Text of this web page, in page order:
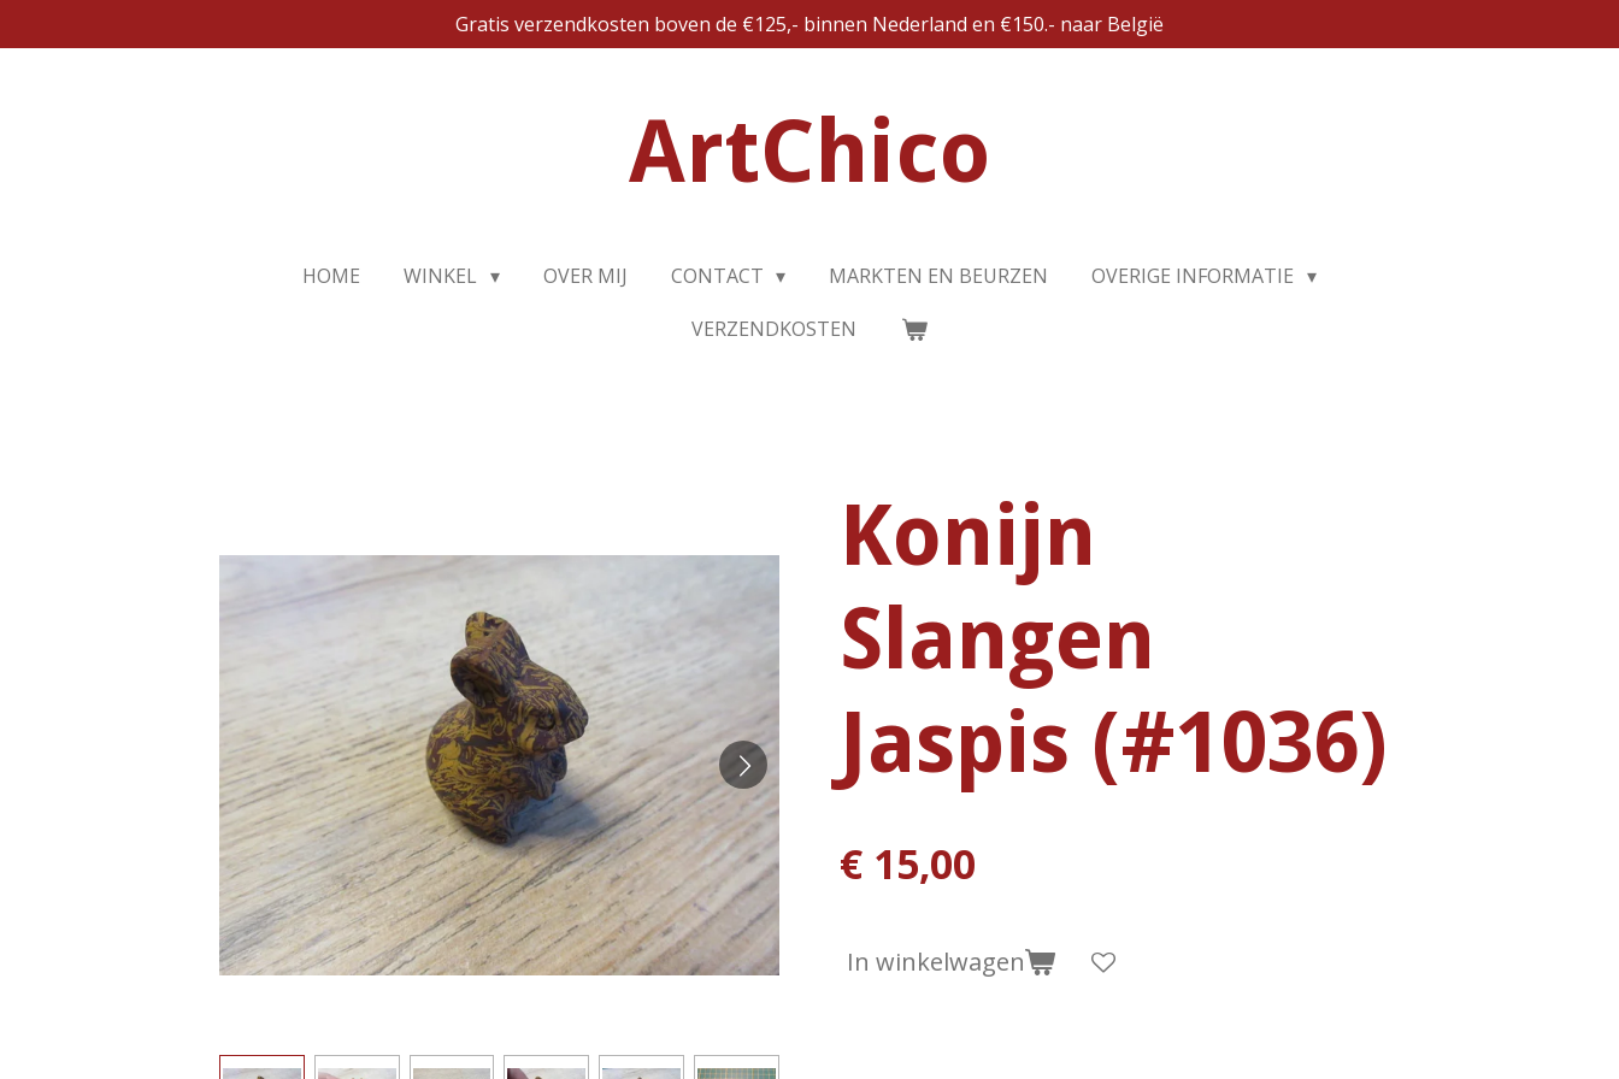
direct
Gratis verzendkosten boven de €125,- binnen Nederland en €150.- naar België
ArtChico
HOME WINKEL OVER MIJ CONTACT MARKTEN EN BEURZEN
OVERIGE INFORMATIE
VERZENDKOSTEN
Konijn
Slangen
Jaspis (#1036)
€ 15,00
In winkelwagen